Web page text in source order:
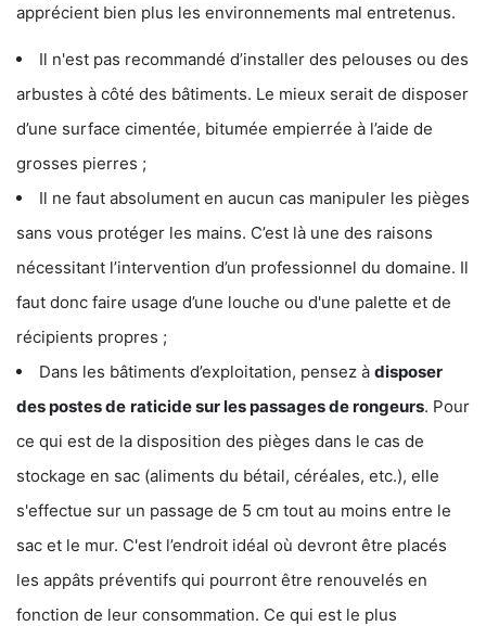
apprécient bien plus les environnements mal entretenus.
Il n'est pas recommandé d’installer des pelouses ou des
arbustes à côté des bâtiments. Le mieux serait de disposer
d’une surface cimentée, bitumée empierrée à l’aide de
grosses pierres ;
Il ne faut absolument en aucun cas manipuler les pièges
sans vous protéger les mains. C’est là une des raisons
nécessitant l’intervention d’un professionnel du domaine. Il
faut donc faire usage d’une louche ou d'une palette et de
récipients propres ;
Dans les bâtiments d’exploitation, pensez à disposer
des postes de raticide sur les passages de rongeurs. Pour
ce qui est de la disposition des pièges dans le cas de
stockage en sac (aliments du bétail, céréales, etc.), elle
s'effectue sur un passage de 5 cm tout au moins entre le
sac et le mur. C'est l’endroit idéal où devront être placés
les appâts préventifs qui pourront être renouvelés en
fonction de leur consommation. Ce qui est le plus